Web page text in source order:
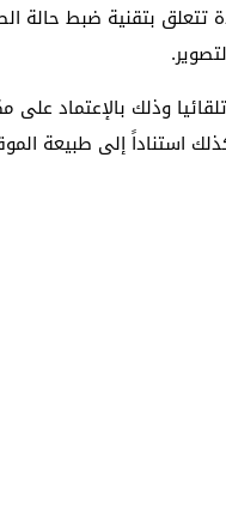
تتعلق بتقنية ضبط حالة
وذلك بالإعتماد
استناداً إلى طبيعة